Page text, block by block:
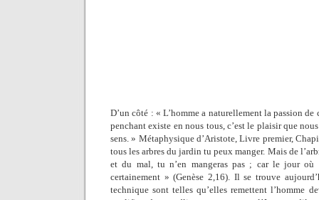
D’un côté : « L’homme a naturellement la passion
penchant existe en nous tous, c’est le plaisir que
sens. » Métaphysique d’Aristote, Livre premier,
tous les arbres du jardin tu peux manger. Mais de
et du mal, tu n’en mangeras pas ; car le jour où
certainement » (Genèse 2,16). Il se trouve
technique sont telles qu’elles remettent l’homme